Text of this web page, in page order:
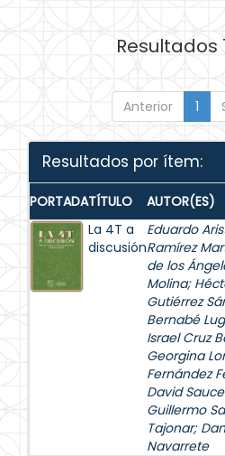
Resultados
Anterior 1
Resultados por ítem:
PORTADATÍTULO AUTOR(ES)
La 4T a
discusión
Eduardo
Ramírez
de los
Molina;
Gutiérrez
Bernabé
Israel Cruz
Georgina
Fernández
David
Guillermo
Tajonar;
Navarrete